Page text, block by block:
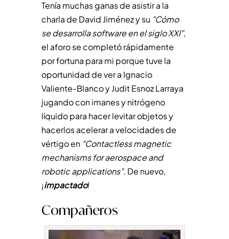
Tenía muchas ganas de asistir a la
charla de David Jiménez y su "Cómo
se desarrolla software en el siglo XXI",
el aforo se completó rápidamente
por fortuna para mi porque tuve la
oportunidad de ver a Ignacio
Valiente-Blanco y Judit Esnoz Larraya
jugando con imanes y nitrógeno
líquido para hacer levitar objetos y
hacerlos acelerar a velocidades de
vértigo en "Contactless magnetic
mechanisms for aerospace and
robotic applications". De nuevo,
¡impactado!
Compañeros